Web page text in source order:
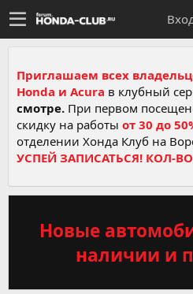
Приглашаем всех
Honda и Acura в клубный
смотре. При первом
скидку на работы от 30 до
отделении Хонда Клуб на
УСПЕЙ ЗАПИСАТЬСЯ! КОЛ-
Новые
наличии и